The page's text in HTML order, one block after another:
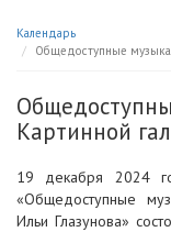
Календарь
Общедоступные
Картинной
19 декабря 2024
«Общедоступные
Ильи Глазунова»